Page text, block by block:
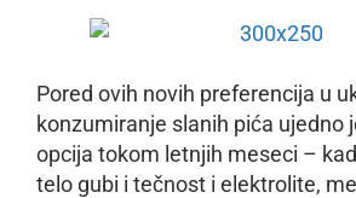
Pored ovih novih preferencija u
konzumiranje slanih pića ujedno
opcija tokom letnjih meseci –
telo gubi i tečnost i elektrolite,